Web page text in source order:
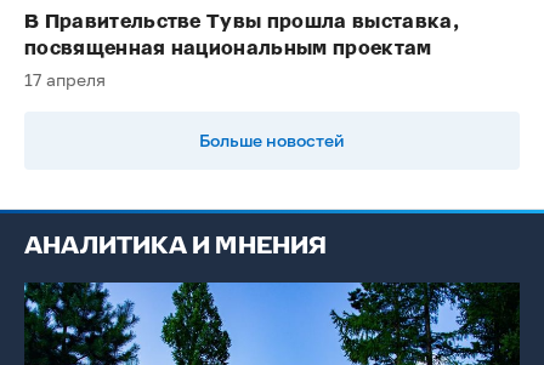
В Правительстве Тувы прошла выставка,
посвященная национальным проектам
17 апреля
Больше новостей
АНАЛИТИКА И МНЕНИЯ